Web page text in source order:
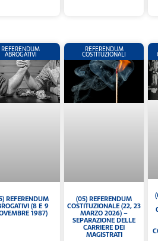
REFERENDUM
ABROGATIVI
REFERENDUM
(8 E 9
1987)
REFERENDUM
COSTITUZIONALI
(05) REFERENDUM
COSTITUZIONALE (22, 23
MARZO 2026) –
SEPARAZIONE DELLE
CARRIERE DEI
MAGISTRATI